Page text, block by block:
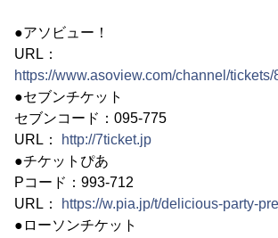
●アソビュー！
URL：
https://www.asoview.com/channel/
●セブンチケット
セブンコード：095-775
URL：
http://7ticket.jp
●チケットぴあ
Pコード：993-712
URL：
https://w.pia.jp/t/delicious-party-
●ローソンチケット